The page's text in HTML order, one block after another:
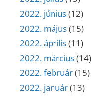
2022. június(12)
2022. május(15)
2022. április(11)
2022. március(14)
2022. február(15)
2022. január(13)